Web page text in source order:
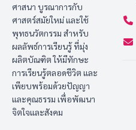
ศาสนา บูรณาการกับ
ศาสตร์สมัยใหม่ และใช้
พุทธนวัตกรรม สำหรับ
ผลลัพธ์การเรียนรู้ ที่มุ่ง
ผลิตบัณฑิต ให้มีทักษะ
การเรียนรู้ตลอดชีวิต และ
เพียบพร้อมด้วยปัญญา
และคุณธรรม เพื่อพัฒนา
จิตใจและสังคม